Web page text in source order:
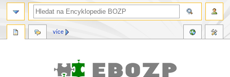
více